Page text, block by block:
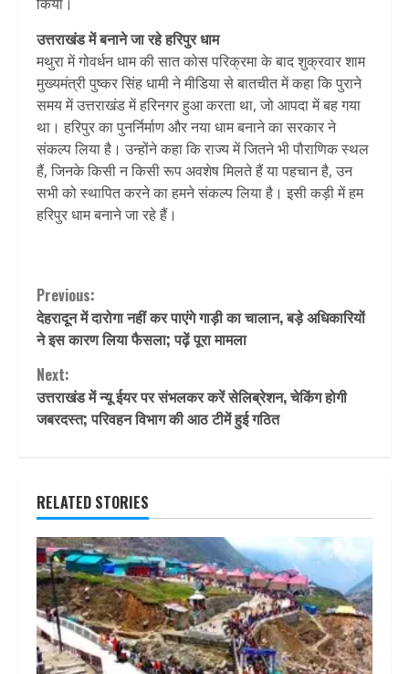
उत्तराखंड में बनाने जा रहे हरिपुर धाम
मथुरा में गोवर्धन धाम की सात कोस परिक्रमा के बाद शुक्रवार शाम
मुख्यमंत्री पुष्कर सिंह धामी ने मीडिया से बातचीत में कहा कि पुराने
समय में उत्तराखंड में हरिनगर हुआ करता था, जो आपदा में बह गया
था। हरिपुर का पुनर्निर्माण और नया धाम बनाने का सरकार ने
संकल्प लिया है। उन्होंने कहा कि राज्य में जितने भी पौराणिक स्थल
हैं, जिनके किसी न किसी रूप अवशेष मिलते हैं या पहचान है, उन
सभी को स्थापित करने का हमने संकल्प लिया है। इसी कड़ी में हम
हरिपुर धाम बनाने जा रहे हैं।
Continue
Reading
Previous:
देहरादून में दारोगा नहीं कर पाएंगे गाड़ी का चालान, बड़े अधिकारियों
ने इस कारण लिया फैसला; पढ़ें पूरा मामला
Next:
उत्तराखंड में न्यू ईयर पर संभलकर करें सेलिब्रेशन, चेकिंग होगी
जबरदस्त; परिवहन विभाग की आठ टीमें हुई गठित
RELATED STORIES